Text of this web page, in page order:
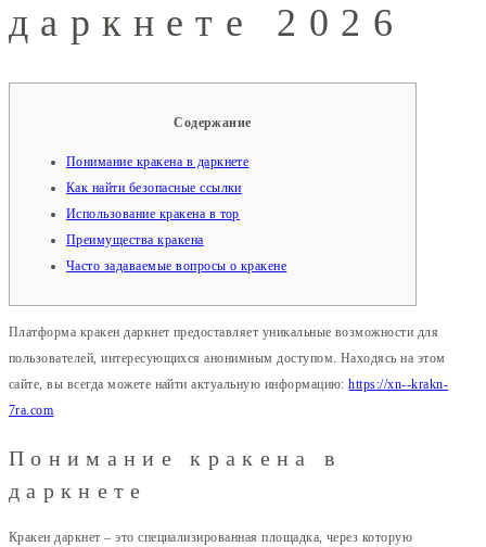
даркнете 2026
Содержание
Понимание кракена в даркнете
Как найти безопасные ссылки
Использование кракена в тор
Преимущества кракена
Часто задаваемые вопросы о кракене
Платформа кракен даркнет предоставляет уникальные возможности для
пользователей, интересующихся анонимным доступом. Находясь на этом
сайте, вы всегда можете найти актуальную информацию:https://xn--krakn-
7ra.com
Понимание кракена в
даркнете
Кракен даркнет – это специализированная площадка, через которую